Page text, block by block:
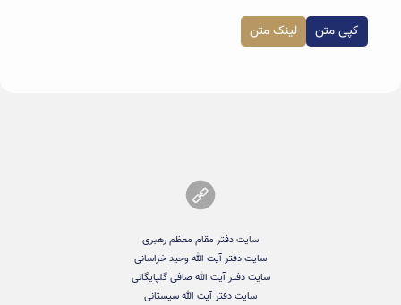
کپی متن لینک متن
سایت دفتر مقام معظم رهبری
سایت دفتر آیت الله وحید خراسانی
سایت دفتر آیت الله صافی گلپایگانی
سایت دفتر آیت الله سیستانی